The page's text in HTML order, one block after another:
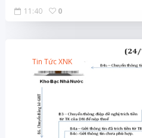
11:40 0
Tin Tức XNK